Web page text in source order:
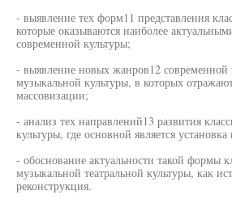
- выявление тех форм11 представления
которые оказываются наиболее
современной культуры;
- выявление новых жанров12 современной
музыкальной культуры, в которых
массовизации;
- анализ тех направлений13 развития
культуры, где основной является установка
- обоснование актуальности такой формы
музыкальной театральной культуры, как
реконструкция.